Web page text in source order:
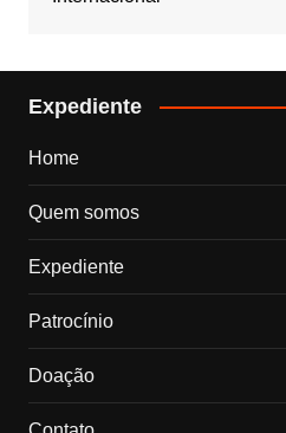
Expediente
Home
Quem somos
Expediente
Patrocínio
Doação